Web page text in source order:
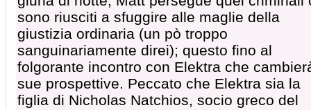
sono riusciti a sfuggire alle maglie della
giustizia ordinaria (un pò troppo
sanguinariamente direi); questo fino al
folgorante incontro con Elektra che
sue prospettive. Peccato che Elektra sia la
figlia di Nicholas Natchios, socio greco del